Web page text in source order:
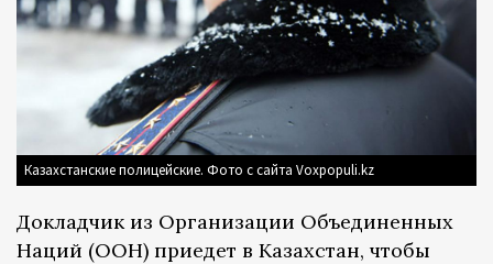
Казахстанские полицейские. Фото с сайта Voxpopuli.kz
Докладчик из Организации Объединенных
Наций (ООН) приедет в Казахстан, чтобы